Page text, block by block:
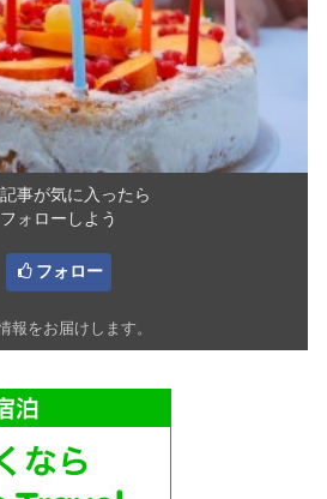
事が気に入ったら
フォローしよう
フォロー
報をお届けします。